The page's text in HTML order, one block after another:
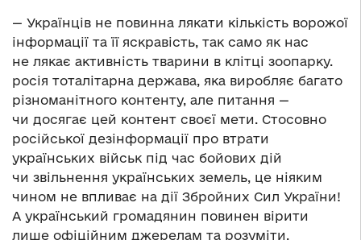
— Українців не повинна лякати кількість ворожої
інформації та її яскравість, так само як нас
не лякає активність тварини в клітці зоопарку.
росія тоталітарна держава, яка виробляє багато
різноманітного контенту, але питання —
чи досягає цей контент своєї мети. Стосовно
російської дезінформації про втрати
українських військ під час бойових дій
чи звільнення українських земель, це ніяким
чином не впливає на дії Збройних Сил України!
А український громадянин повинен вірити
лише офіційним джерелам та розуміти,